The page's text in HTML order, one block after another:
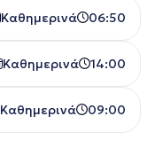
Καθημερινά 06:50
Καθημερινά 14:00
Καθημερινά 09:00